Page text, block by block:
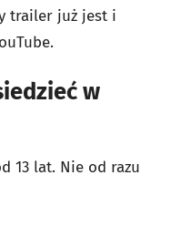
trailer już jest i
w
13 lat. Nie od razu